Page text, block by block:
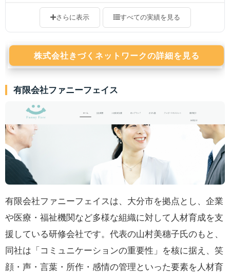
さらに表示 すべての実績を見る
株式会社きづくネットワークの詳細を見る
有限会社ファニーフェイス
有限会社ファニーフェイスは、大分市を拠点とし、企業
や医療・福祉機関など多様な組織に対して人材育成を支
援している研修会社です。代表の山村美穗子氏のもと、
同社は「コミュニケーションの重要性」を核に据え、笑
顔・声・言葉・所作・感情の管理といった要素を人材育